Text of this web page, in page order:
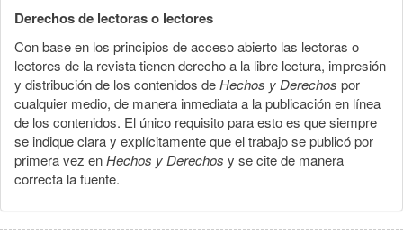
Derechos de lectoras o lectores
Con base en los principios de acceso abierto las lectoras o
lectores de la revista tienen derecho a la libre lectura, impresión
y distribución de los contenidos deHechos y Derechos por
cualquier medio, de manera inmediata a la publicación en línea
de los contenidos. El único requisito para esto es que siempre
se indique clara y explícitamente que el trabajo se publicó por
primera vez enHechos y Derechos y se cite de manera
correcta la fuente.